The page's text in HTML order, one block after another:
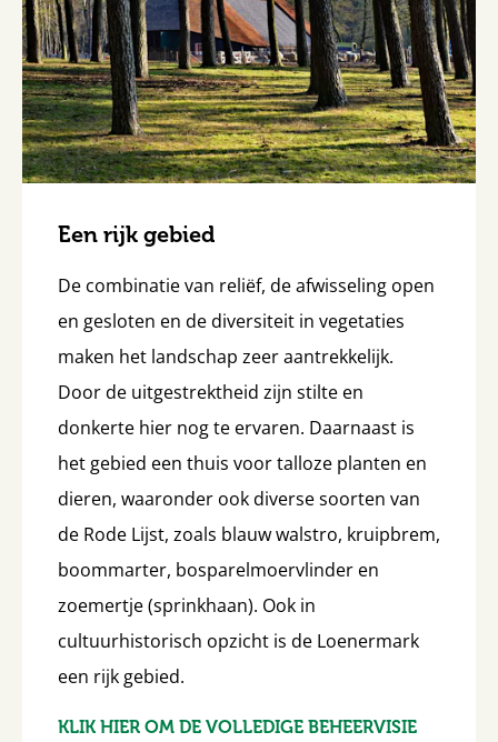
Een rijk gebied
De combinatie van reliëf, de afwisseling open
en gesloten en de diversiteit in vegetaties
maken het landschap zeer aantrekkelijk.
Door de uitgestrektheid zijn stilte en
donkerte hier nog te ervaren. Daarnaast is
het gebied een thuis voor talloze planten en
dieren, waaronder ook diverse soorten van
de Rode Lijst, zoals blauw walstro, kruipbrem,
boommarter, bosparelmoervlinder en
zoemertje (sprinkhaan). Ook in
cultuurhistorisch opzicht is de Loenermark
een rijk gebied.
KLIK HIER OM DE VOLLEDIGE BEHEERVISIE